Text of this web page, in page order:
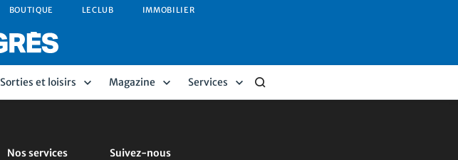
BOUTIQUE LECLUB IMMOBILIER
Sorties et loisirs Magazine Services
Nos services Suivez-nous